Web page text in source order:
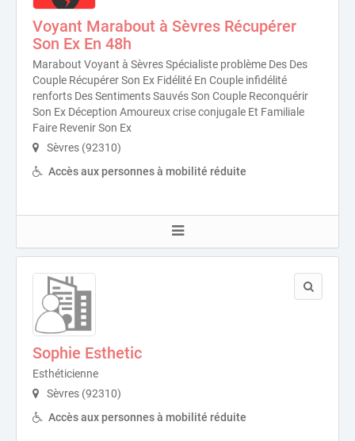
Voyant Marabout à Sèvres Récupérer
Son Ex En 48h
Marabout Voyant à Sèvres Spécialiste problème Des Des
Couple Récupérer Son Ex Fidélité En Couple infidélité
renforts Des Sentiments Sauvés Son Couple Reconquérir
Son Ex Déception Amoureux crise conjugale Et Familiale
Faire Revenir Son Ex
Sèvres (92310)
Accès aux personnes à mobilité réduite
Sophie Esthetic
Esthéticienne
Sèvres (92310)
Accès aux personnes à mobilité réduite